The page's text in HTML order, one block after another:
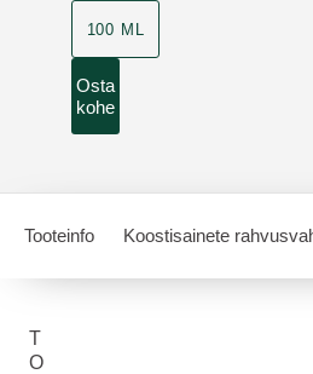
100 ML
Osta
kohe
Tooteinfo Koostisainete
T
O